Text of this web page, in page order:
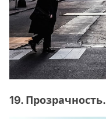
19. Прозрачность.